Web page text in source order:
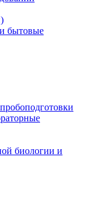
бытовые
биологии и